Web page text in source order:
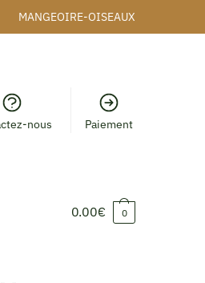
MANGEOIRE-OISEAUX
nous Paiement
0.00€ 0